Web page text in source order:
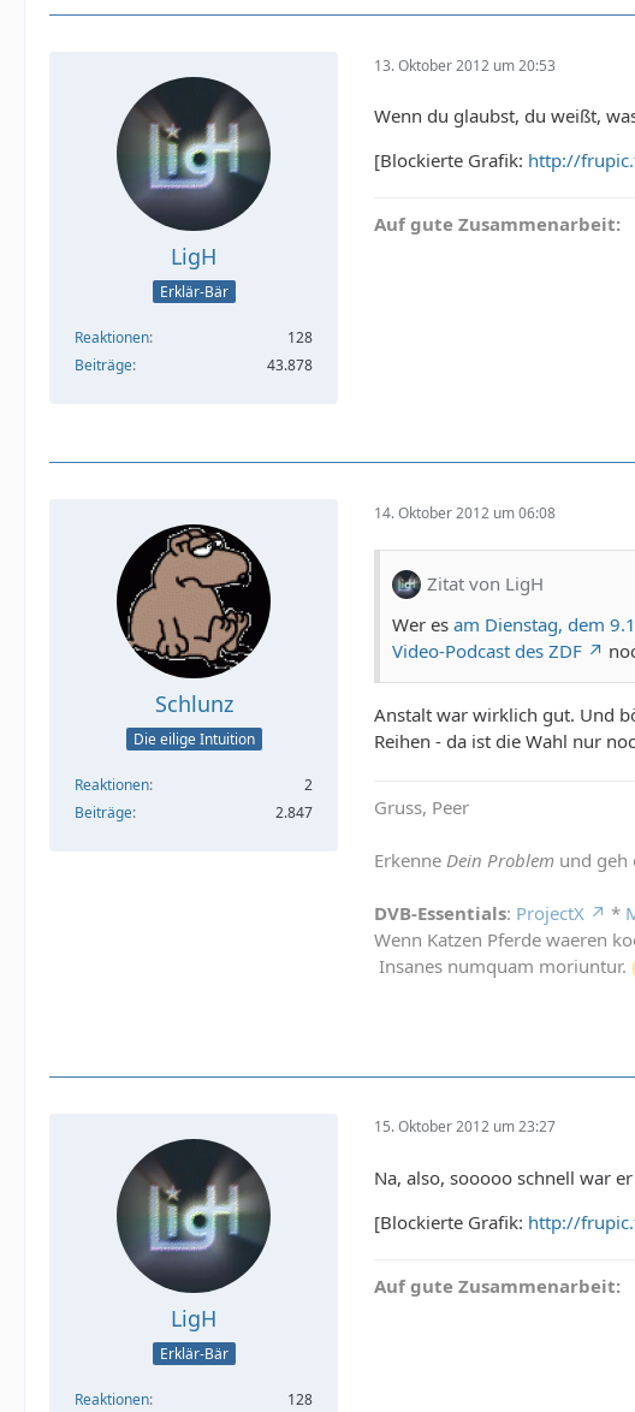
LigH
Erklär-Bär
Reaktionen
128
Beiträge
43.878
13. Oktober 2012 um 20:53
Wenn du glaubst, du weißt,
[Blockierte Grafik: http://
Auf gute Zusammenarbeit:
Schlunz
Die eilige Intuition
Reaktionen
2
Beiträge
2.847
14. Oktober 2012 um 06:08
Zitat von LigH
Wer es am Dienstag, dem
Video-Podcast des ZDF
Anstalt war wirklich gut. Und
Reihen - da ist die Wahl nur
Gruss, Peer
Erkenne Dein Problem und geh
DVB-Essentials: ProjectX *
Wenn Katzen Pferde waeren
Insanes numquam moriuntur.
LigH
Erklär-Bär
Reaktionen
128
15. Oktober 2012 um 23:27
Na, also, sooooo schnell war
[Blockierte Grafik: http://
Auf gute Zusammenarbeit: